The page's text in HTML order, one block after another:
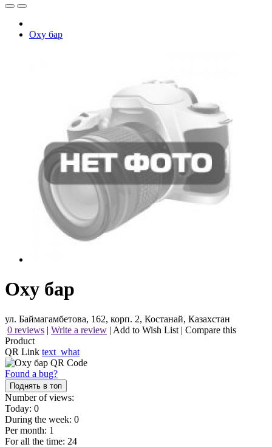
Oxy бар
Oxy бар
ул. Баймагамбетова, 162, корп. 2, Костанай, Казахстан
0 reviews | Write a review | Add to Wish List | Compare this
Product
QR Link text_what
Found a bug?
Поднять в топ
Number of views:
Today: 0
During the week: 0
Per month: 1
For all the time: 24